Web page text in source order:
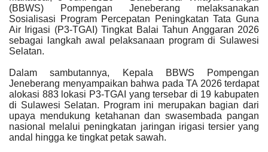
(BBWS) Pompengan Jeneberang melaksanakan
Sosialisasi Program Percepatan Peningkatan Tata Guna
Air Irigasi (P3-TGAI) Tingkat Balai Tahun Anggaran 2026
sebagai langkah awal pelaksanaan program di Sulawesi
Selatan.
Dalam sambutannya, Kepala BBWS Pompengan
Jeneberang menyampaikan bahwa pada TA 2026 terdapat
alokasi 883 lokasi P3-TGAI yang tersebar di 19 kabupaten
di Sulawesi Selatan. Program ini merupakan bagian dari
upaya mendukung ketahanan dan swasembada pangan
nasional melalui peningkatan jaringan irigasi tersier yang
andal hingga ke tingkat petak sawah.